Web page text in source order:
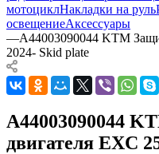
мотоциклНакладки на руль
освещениеАксессуары
—A44003090044 KTM
2024- Skid plate
A44003090044
двигателя EXC